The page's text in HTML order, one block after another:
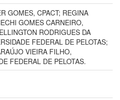
GOMES, CPACT; REGINA
GOMES CARNEIRO,
RODRIGUES DA
FEDERAL DE PELOTAS;
VIEIRA FILHO,
FEDERAL DE PELOTAS.